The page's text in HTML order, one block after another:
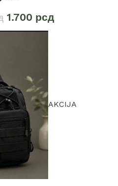
1.700 рсд
AKCIJA